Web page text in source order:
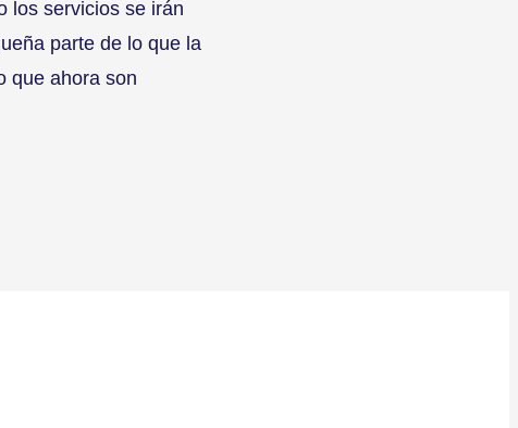
los servicios se irán
parte de lo que la
que ahora son